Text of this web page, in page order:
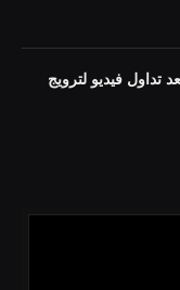
بعد تداول فيديو لترويج